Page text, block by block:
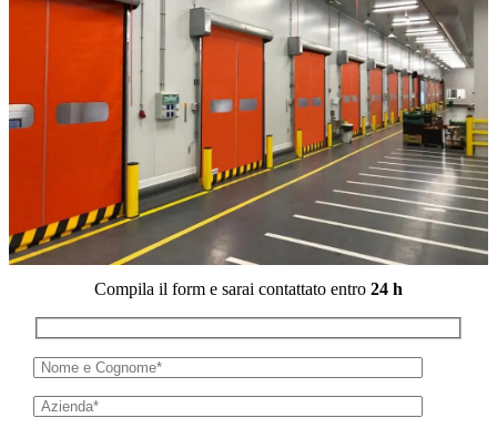
Compila il form e sarai contattato entro 24 h